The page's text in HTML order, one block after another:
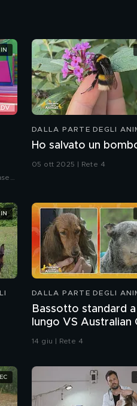
DALLA PARTE DEGLI
Ho salvato un
05 ott 2025 | Rete 4
DALLA PARTE DEGLI
Bassotto standard
lungo VS Australian
14 giu | Rete 4